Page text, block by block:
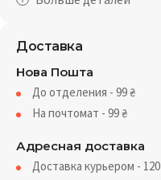
Доставка
Нова Пошта
До отделения - 99₴
На почтомат - 99₴
Адресная доставка
Доставка курьером - 120